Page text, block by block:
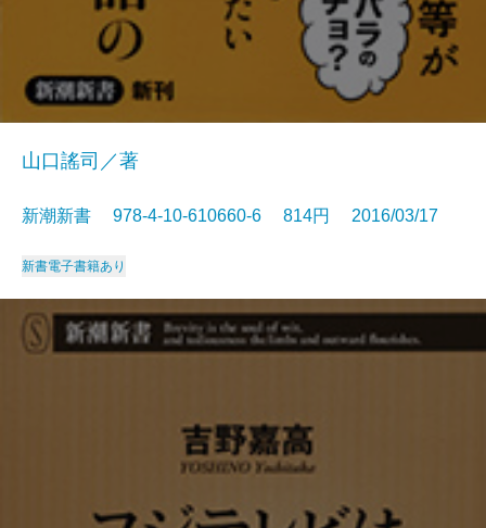
山口謠司／著
新潮新書 978-4-10-610660-6 814円 2016/03/17
新書電子書籍あり